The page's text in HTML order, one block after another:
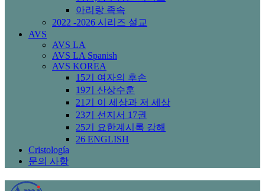
아리랑 족속
2022 -2026 시리즈 설교
AVS
AVS LA
AVS LA Spanish
AVS KOREA
15기 여자의 후손
19기 산상수훈
21기 이 세상과 저 세상
23기 선지서 17권
25기 요한계시록 강해
26 ENGLISH
Cristología
문의 사항